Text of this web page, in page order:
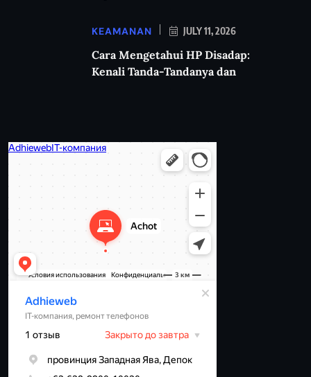
KEAMANAN JULY 11, 2026
Cara Mengetahui HP Disadap:
Kenali Tanda-Tandanya dan